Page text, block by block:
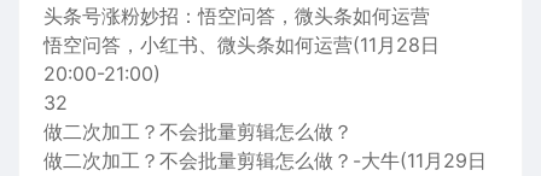
头条号涨粉妙招：悟空问答，微头条如何运营
悟空问答，小红书、微头条如何运营(11月28日
20:00-21:00)
32
做二次加工？不会批量剪辑怎么做？
做二次加工？不会批量剪辑怎么做？-大牛(11月29日